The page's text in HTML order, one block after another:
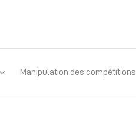
Manipulation des compétitions